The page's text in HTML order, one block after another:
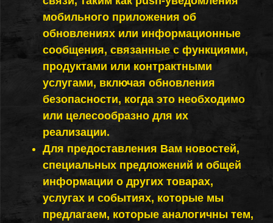
мобильного приложения об
обновлениях или информационные
сообщения, связанные с функциями,
продуктами или контрактными
услугами, включая обновления
безопасности, когда это необходимо
или целесообразно для их
реализации.
Для предоставления Вам новостей,
специальных предложений и общей
информации о других товарах,
услугах и событиях, которые мы
предлагаем, которые аналогичны тем,